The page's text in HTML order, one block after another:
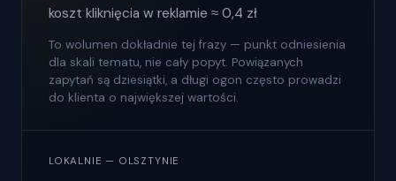
koszt kliknięcia w reklamie ≈ 0,4 zł
To wolumen dokładnie tej frazy — punkt odniesienia
dla skali tematu, nie cały popyt. Powiązanych
zapytań są dziesiątki, a długi ogon często prowadzi
do klienta o największej wartości.
LOKALNIE — OLSZTYNIE